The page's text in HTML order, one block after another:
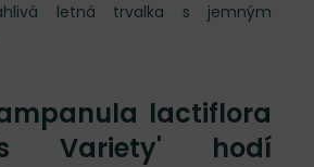
letná trvalka s jemným
lactiflora
Variety' hodí